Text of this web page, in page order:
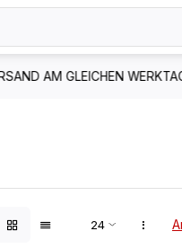
EINZIGARTIGES SORTIMENT